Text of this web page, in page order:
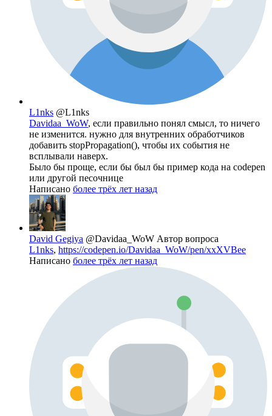
L1nks @L1nks
Davidaa_WoW, если правильно понял смысл, то ничего
не изменится. нужно для внутренних обработчиков
добавить stopPropagation(), чтобы их события не
всплывали наверх.
Было бы проще, если бы был бы пример кода на codepen
или другой песочнице
Написано более трёх лет назад
David Gegiya @Davidaa_WoW Автор вопроса
L1nks, https://codepen.io/Davidaa_WoW/pen/xxXVBee
Написано более трёх лет назад